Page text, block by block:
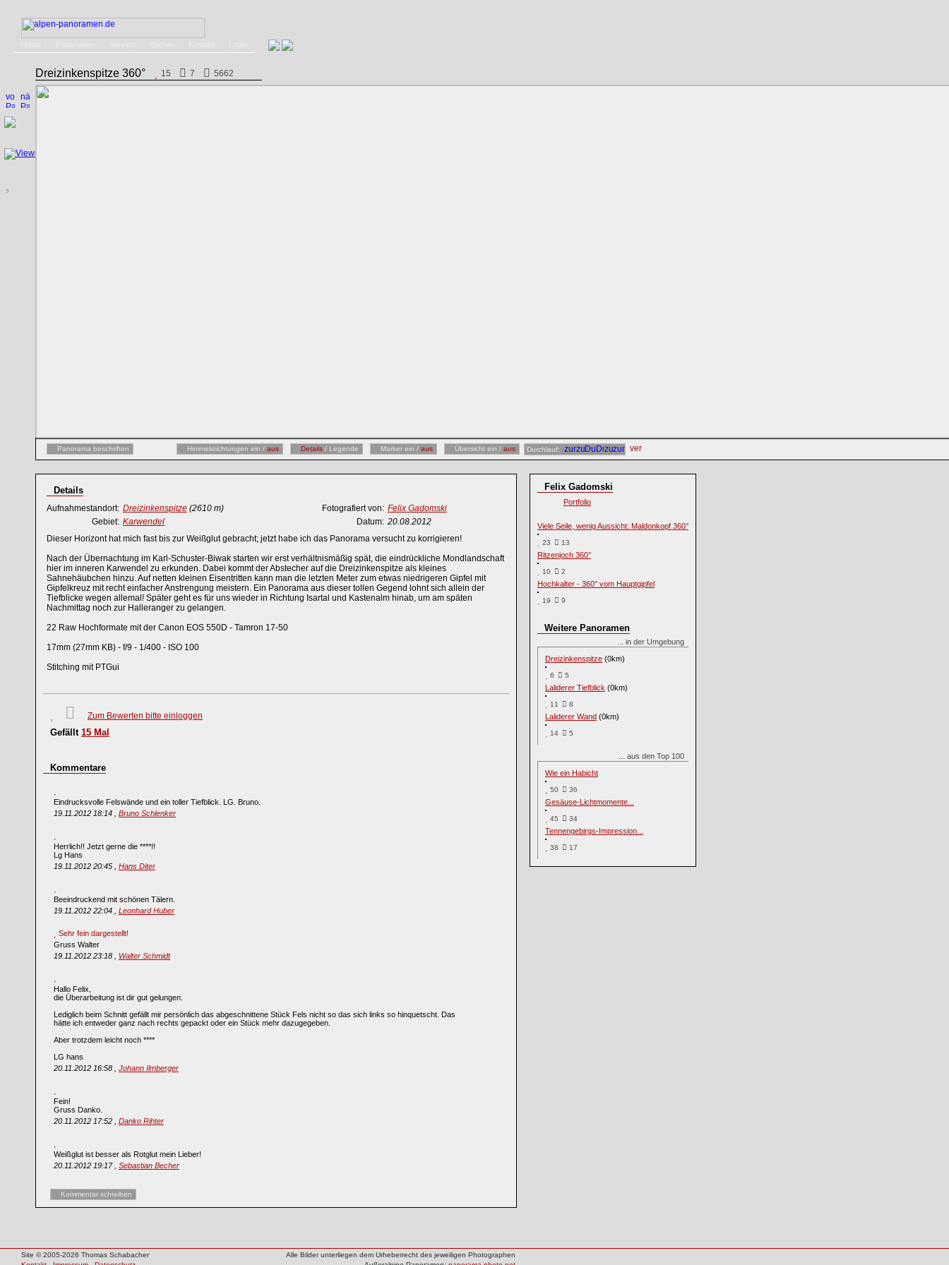
Dreizinkenspitze 360° 15 7 5662
Panorama beschriften Himmelsrichtungen ein / aus Details / Legende Marker ein / aus Übersicht ein / aus Durchlauf:
Details
Aufnahmestandort: Dreizinkenspitze (2610 m) Fotografiert von: Felix Gadomski
Gebiet: Karwendel Datum: 20.08.2012
Dieser Horizont hat mich fast bis zur Weißglut gebracht; jetzt habe ich das Panorama versucht zu korrigieren!
Nach der Übernachtung im Karl-Schuster-Biwak starten wir erst verhältnismäßig spät, die eindrückliche Mondlandschaft
hier im inneren Karwendel zu erkunden. Dabei kommt der Abstecher auf die Dreizinkenspitze als kleines
Sahnehäubchen hinzu. Auf netten kleinen Eisentritten kann man die letzten Meter zum etwas niedrigeren Gipfel mit
Gipfelkreuz mit recht einfacher Anstrengung meistern. Ein Panorama aus dieser tollen Gegend lohnt sich allein der
Tiefblicke wegen allemal! Später geht es für uns wieder in Richtung Isartal und Kastenalm hinab, um am späten
Nachmittag noch zur Halleranger zu gelangen.
22 Raw Hochformate mit der Canon EOS 550D - Tamron 17-50
17mm (27mm KB) - f/9 - 1/400 - ISO 100
Stitching mit PTGui
Zum Bewerten bitte einloggen
Gefällt 15 Mal
Kommentare
Eindrucksvolle Felswände und ein toller Tiefblick. LG. Bruno.
19.11.2012 18:14 , Bruno Schlenker
Herrlich!! Jetzt gerne die ****!!
Lg Hans
19.11.2012 20:45 , Hans Diter
Beeindruckend mit schönen Tälern.
19.11.2012 22:04 , Leonhard Huber
Sehr fein dargestellt!
Gruss Walter
19.11.2012 23:18 , Walter Schmidt
Hallo Felix,
die Überarbeitung ist dir gut gelungen.
Lediglich beim Schnitt gefällt mir persönlich das abgeschnittene Stück Fels nicht so das sich links so hinquetscht. Das
hätte ich entweder ganz nach rechts gepackt oder ein Stück mehr dazugegeben.
Aber trotzdem leicht noch ****
LG hans
20.11.2012 16:58 , Johann Ilmberger
Fein!
Gruss Danko.
20.11.2012 17:52 , Danko Rihter
Weißglut ist besser als Rotglut mein Lieber!
20.11.2012 19:17 , Sebastian Becher
Kommentar schreiben
Felix Gadomski
Portfolio
Viele Seile, wenig Aussicht: Maldonkopf 360°
23 13
Ritzenjoch 360°
10 2
Hochkalter - 360° vom Hauptgipfel
19 9
Weitere Panoramen
... in der Umgebung
Dreizinkenspitze (0km)
6 5
Laliderer Tiefblick (0km)
11 8
Laliderer Wand (0km)
14 5
... aus den Top 100
Wie ein Habicht
50 36
Gesäuse-Lichtmomente...
45 34
Tennengebirgs-Impression...
38 17
Site © 2005-2026 Thomas Schabacher
Alle Bilder unterliegen dem Urheberrecht des jeweiligen Photographen